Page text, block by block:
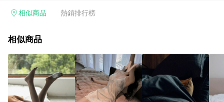
單，皆不在點數回饋範圍內。 3. 如購買以下類別商品，將無法獲
球嚴選、商城、專案商品、「草莓網」全館商品。 4. 如取消訂
回饋。 5. 點數回饋會扣除所有折扣優惠後之最終發票金額計算，
實際回饋請依LINE購物通知為主。 6. 訂單如有使用東森購物
ETMall站內之折扣優惠(包含但不限於東森幣、樂透金、東森現金
券等)，不具點數回饋資格。詳細請依東森購物ETMall之結帳頁面
顯示為準。 7. LINE購物設有「單一商品最高回饋點數」機制(特
相似商品 熱銷排行榜
相似商品